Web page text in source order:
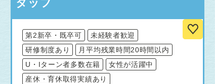
タッフ
第2新卒・既卒可
未経験者歓迎
研修制度あり
月平均残業時間20時間以内
U・Iターン者多数在籍
女性が活躍中
産休・育休取得実績あり